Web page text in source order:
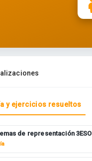
y ejercicios resueltos
de representación 3ESO